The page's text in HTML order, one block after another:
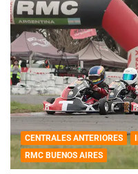
CENTRALES ANTERIORES
RMC BUENOS AIRES